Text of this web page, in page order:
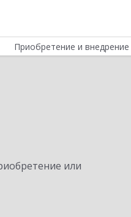
Приобретение и внедрение
или